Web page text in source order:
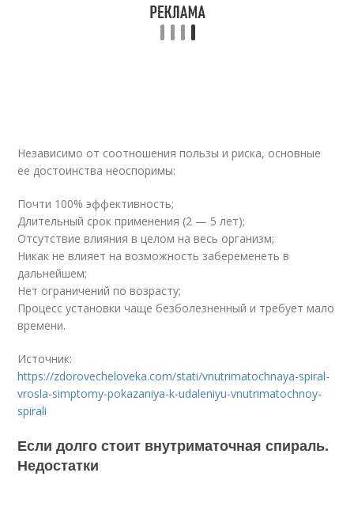
Независимо от соотношения пользы и риска, основные
ее достоинства неоспоримы:
Почти 100% эффективность;
Длительный срок применения (2 — 5 лет);
Отсутствие влияния в целом на весь организм;
Никак не влияет на возможность забеременеть в
дальнейшем;
Нет ограничений по возрасту;
Процесс установки чаще безболезненный и требует мало
времени.
Источник:
https://zdorovecheloveka.com/stati/vnutrimatochnaya-spiral-
vrosla-simptomy-pokazaniya-k-udaleniyu-vnutrimatochnoy-
spirali
Если долго стоит внутриматочная спираль.
Недостатки